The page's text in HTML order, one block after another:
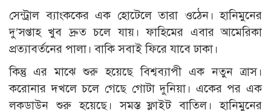
সেন্ট্রাল ব্যাংককের এক হোটেলে তারা ওঠেন। হানিমুনের
দু’সপ্তাহ খুব দ্রুত চলে যায়। ফাহিমের এবার আমেরিকা
প্রত্যাবর্তনের পালা। বাকি সবাই ফিরে যাবে ঢাকা।
কিন্তু এর মাঝে শুরু হয়েছে বিশ্বব্যাপী এক নতুন ত্রাস।
করোনার দখলে চলে গেছে গোটা দুনিয়া। একের পর এক
লকডাউন শুরু হয়েছে। সমস্ত ফ্লাইট বাতিল। হানিমুনের